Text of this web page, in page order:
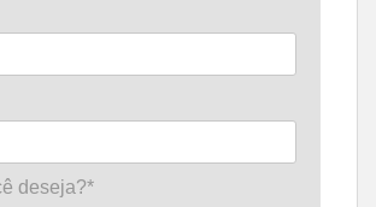
deseja?*